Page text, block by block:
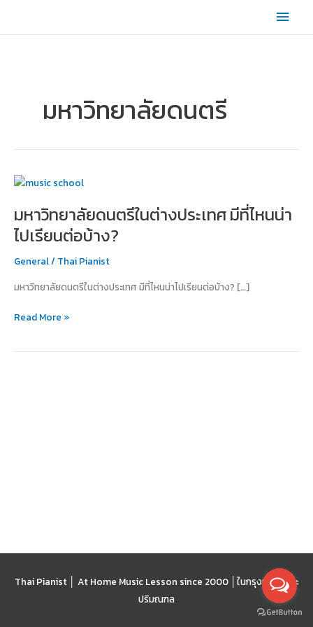
content
Main
มหาวิทยาลัยดนตรี
มหาวิทยาลัยดนตรีในต่างประเทศ มีที่ไหนน่า
ไปเรียนต่อบ้าง?
General/ Thai Pianist
มหาวิทยาลัยดนตรีในต่างประเทศ มีที่ไหนน่าไปเรียนต่อบ้าง? […]
มหาวิทยาลัย
ใน
ต่าง
ประเทศ
มี
น่า
เรียน
บ้าง?
Read More »
Thai Pianist │ At Home Music Lesson since 2000 │ ในกรุงเทพฯ และ
ปริมณฑล